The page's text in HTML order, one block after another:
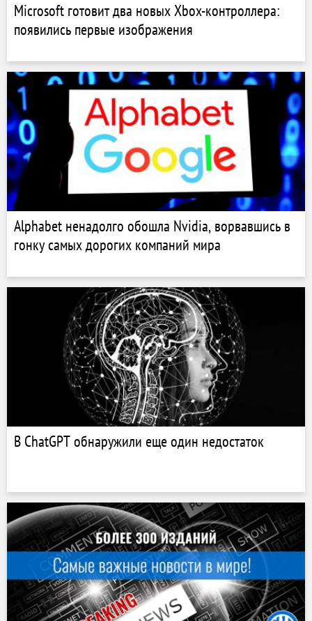
Microsoft готовит два новых Xbox-контроллера:
появились первые изображения
Alphabet ненадолго обошла Nvidia, ворвавшись в
гонку самых дорогих компаний мира
В ChatGPT обнаружили еще один недостаток